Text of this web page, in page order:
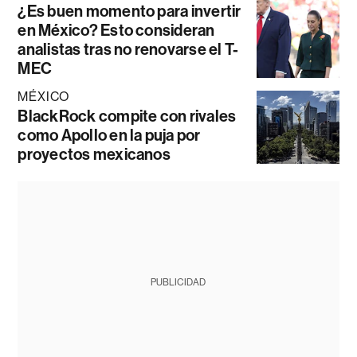
¿Es buen momento para invertir
en México? Esto consideran
analistas tras no renovarse el T-
MEC
MÉXICO
BlackRock compite con rivales
como Apollo en la puja por
proyectos mexicanos
PUBLICIDAD